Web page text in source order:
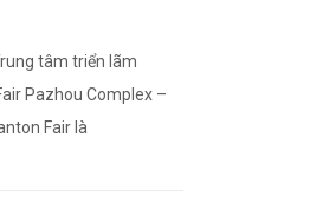
tâm triển lãm
Pazhou Complex –
Fair là